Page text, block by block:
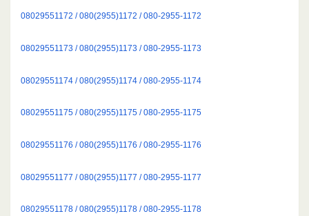
08029551172 / 080(2955)1172 / 080-2955-1172
08029551173 / 080(2955)1173 / 080-2955-1173
08029551174 / 080(2955)1174 / 080-2955-1174
08029551175 / 080(2955)1175 / 080-2955-1175
08029551176 / 080(2955)1176 / 080-2955-1176
08029551177 / 080(2955)1177 / 080-2955-1177
08029551178 / 080(2955)1178 / 080-2955-1178